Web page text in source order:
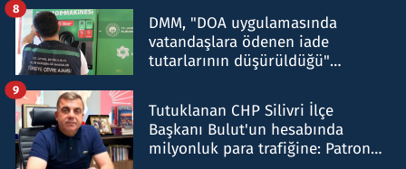
DMM, "DOA uygulamasında
vatandaşlara ödenen iade
tutarlarının düşürüldüğü"
8
Tutuklanan CHP Silivri İlçe
Başkanı Bulut'un hesabında
milyonluk para trafiğine: Patron
9